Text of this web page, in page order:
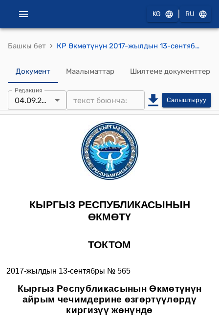
KG RU
Башкы бет › КР Өкмөтүнүн 2017-жылдын 13-сентябрындагы № 565 "Кыргыз Республикасынын Өкмөтүнүн айрым чечимдерине өзгөртүүлөрдү киргизүү жөнүндө" токтому
Документ Маалыматтар Шилтеме документтер
Редакция
04.09.2018 Салыштыруу